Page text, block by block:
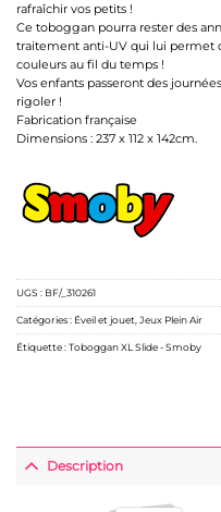
rafraîchir vos petits !
Ce toboggan pourra rester des
traitement anti-UV qui lui permet
couleurs au fil du temps !
Vos enfants passeront des
rigoler !
Fabrication française
Dimensions : 237 x 112 x 142cm.
UGS : BF/_310261
Catégories : Éveil et jouet Jeux Plein Air
Étiquette :Toboggan XL Slide - Smoby
Description